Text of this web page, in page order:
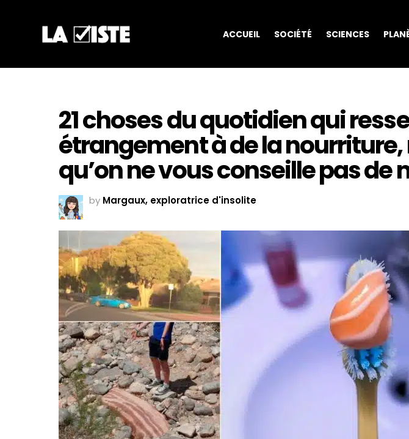
ACCUEIL SOCIÉTÉ SCIENCES
21 choses du quotidien qui
étrangement à de la
qu’on ne vous conseille pas de
by Margaux, exploratrice d'insolite